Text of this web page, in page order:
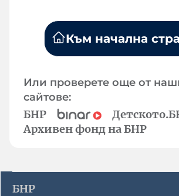
Към начална
Или проверете още от
сайтове:
БНР
Архивен фонд на БНР
БНР